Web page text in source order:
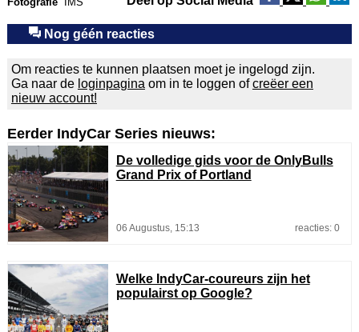
Nog géén reacties
Om reacties te kunnen plaatsen moet je ingelogd zijn.
Ga naar de loginpagina om in te loggen ofcreëer een
nieuw account!
Eerder IndyCar Series nieuws:
De volledige gids voor de OnlyBulls
Grand Prix of Portland
06 Augustus, 15:13 reacties: 0
Welke IndyCar-coureurs zijn het
populairst op Google?